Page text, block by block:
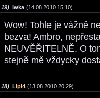
19) Iwka (14.08.2010 15:10)
Wow! Tohle je vážně
bezva! Ambro,
NEUVĚŘITELNĚ. O
stejně mě vždycky
18) Lipi4 (13.08.2010 20:29)